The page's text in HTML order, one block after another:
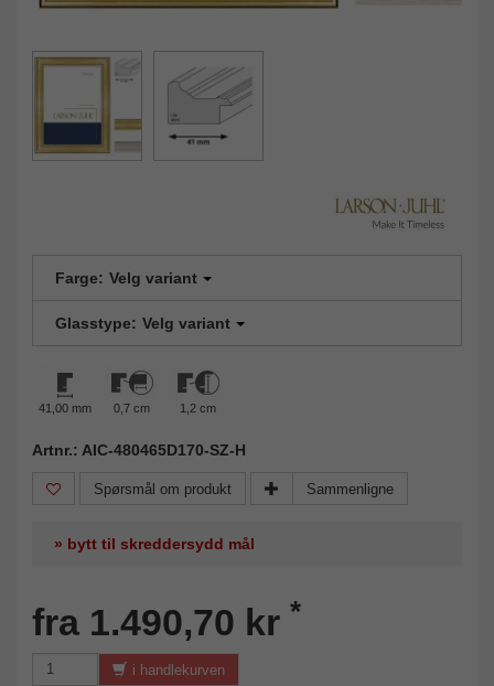
Farge: Velg variant
Glasstype: Velg variant
41,00 mm 0,7 cm 1,2 cm
Artnr.: AIC-480465D170-SZ-H
Spørsmål om produkt Sammenligne
» bytt til skreddersydd mål
fra 1.490,70 kr *
i handlekurven